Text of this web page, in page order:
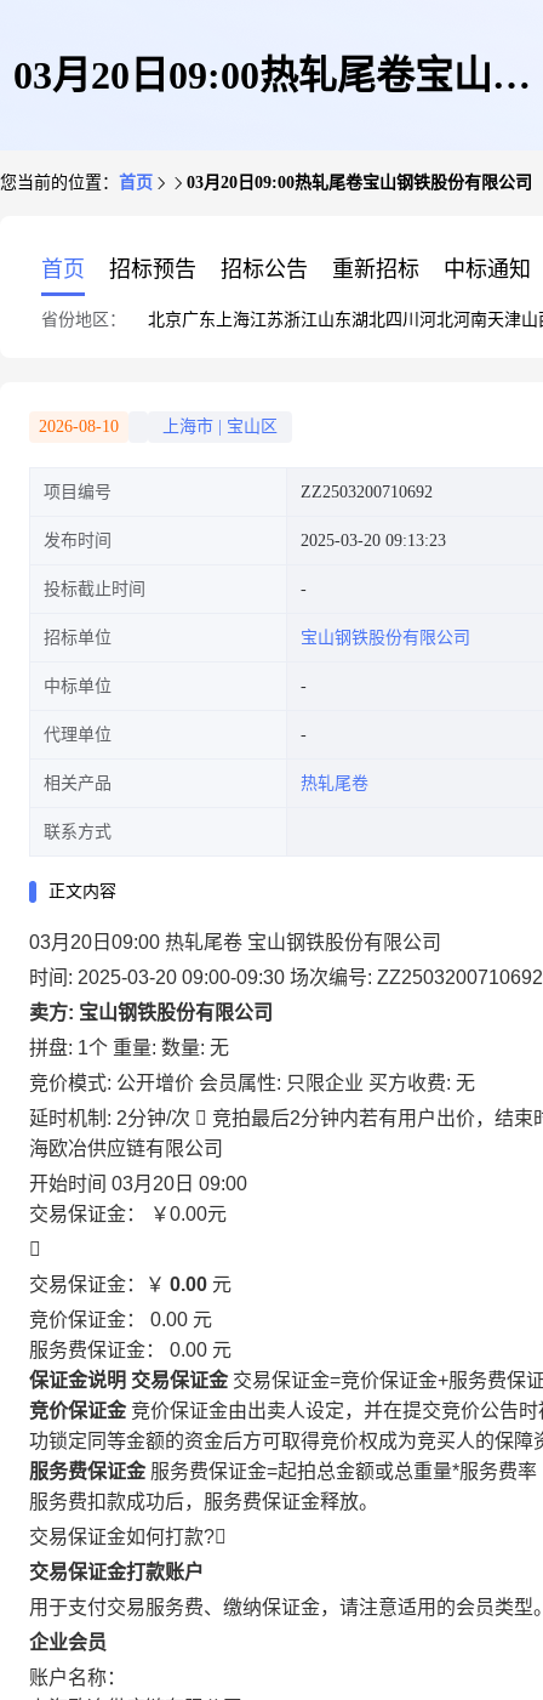
03月20日09:00热轧尾卷宝山钢
您当前的位置： 首页 03月20日09:00热轧尾卷宝山钢铁股份有限公司
首页 招标预告 招标公告 重新招标 中标通知
省份地区： 北京广东 上海江苏浙江山东湖北四川 河北河南天津山
2026-08-10 上海市 宝山区
项目编号 ZZ2503200710692
发布时间 2025-03-20 09:13:23
投标截止时间
招标单位 宝山钢铁股份有限公司
中标单位
代理单位
相关产品 热轧尾卷
联系方式
正文内容
03月20日09:00 热轧尾卷 宝山钢铁股份有限公司
时间: 2025-03-20 09:00-09:30 场次编号: ZZ2503200710692
卖方: 宝山钢铁股份有限公司
拼盘: 1个 重量: 数量: 无
竞价模式: 公开增价 会员属性: 只限企业 买方收费: 无
延时机制: 2分钟/次  竞拍最后2分钟内若有用户出价，结
海欧冶供应链有限公司
开始时间 03月20日 09:00
交易保证金：
￥0.00元

交易保证金：￥ 0.00 元
竞价保证金： 0.00 元
服务费保证金： 0.00 元
保证金说明 交易保证金 交易保证金=竞价保证金+服务费保
竞价保证金 竞价保证金由出卖人设定，并在提交竞价公告
功锁定同等金额的资金后方可取得竞价权成为竞买人的保障
服务费保证金 服务费保证金=起拍总金额或总重量*服务费率
服务费扣款成功后，服务费保证金释放。
交易保证金如何打款?
交易保证金打款账户
用于支付交易服务费、缴纳保证金，请注意适用的会员类型
企业会员
账户名称：